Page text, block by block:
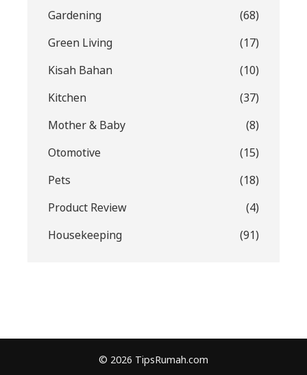
Gardening
(68)
Green Living
(17)
Kisah Bahan
(10)
Kitchen
(37)
Mother & Baby
(8)
Otomotive
(15)
Pets
(18)
Product Review
(4)
Housekeeping
(91)
© 2026 TipsRumah.com